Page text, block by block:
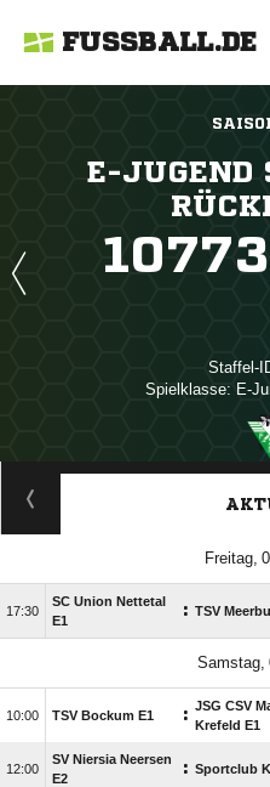
FUSSBALL.DE
E-JUGEND
10773
Staffel-
Spielklasse: E-


SC Union Nettetal
E1
: TSV

 TSV Bockum E1 : JSG CSV
Krefeld E1

SV Niersia Neersen
E2
: Sportclub